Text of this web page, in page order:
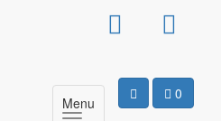
0
Menu